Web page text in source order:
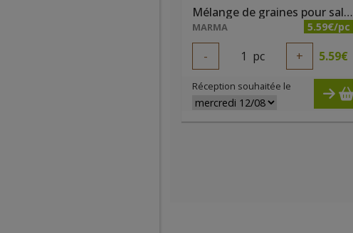
Mélange de graines pour salade bio 500g Pure & Prime
MARMA 5.59€/pc
- 1 pc + 5.59€
Réception souhaitée le